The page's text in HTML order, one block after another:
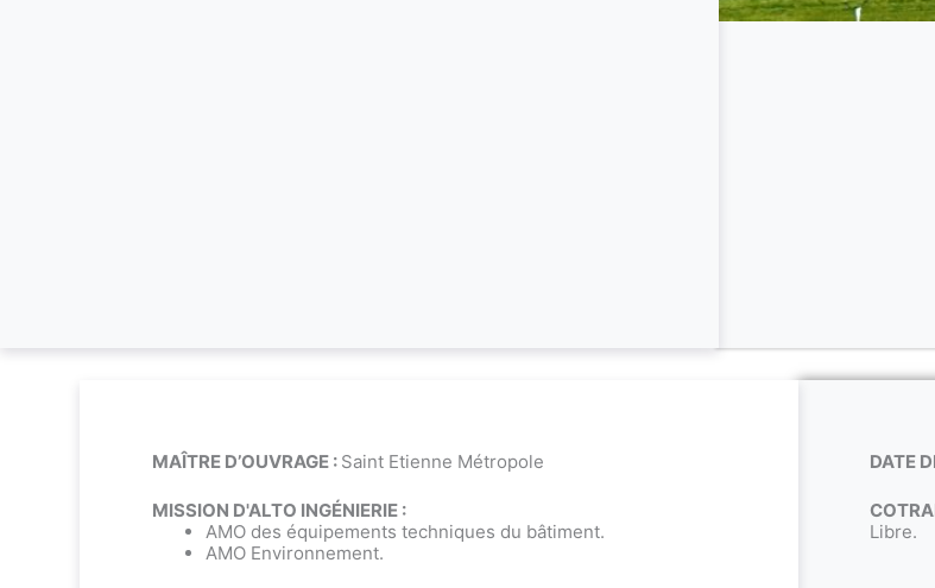
DATE
Libre.
MAÎTRE D’OUVRAGE : Saint Etienne Métropole
MISSION D'ALTO INGÉNIERIE :
AMO des équipements techniques du bâtiment.
AMO Environnement.